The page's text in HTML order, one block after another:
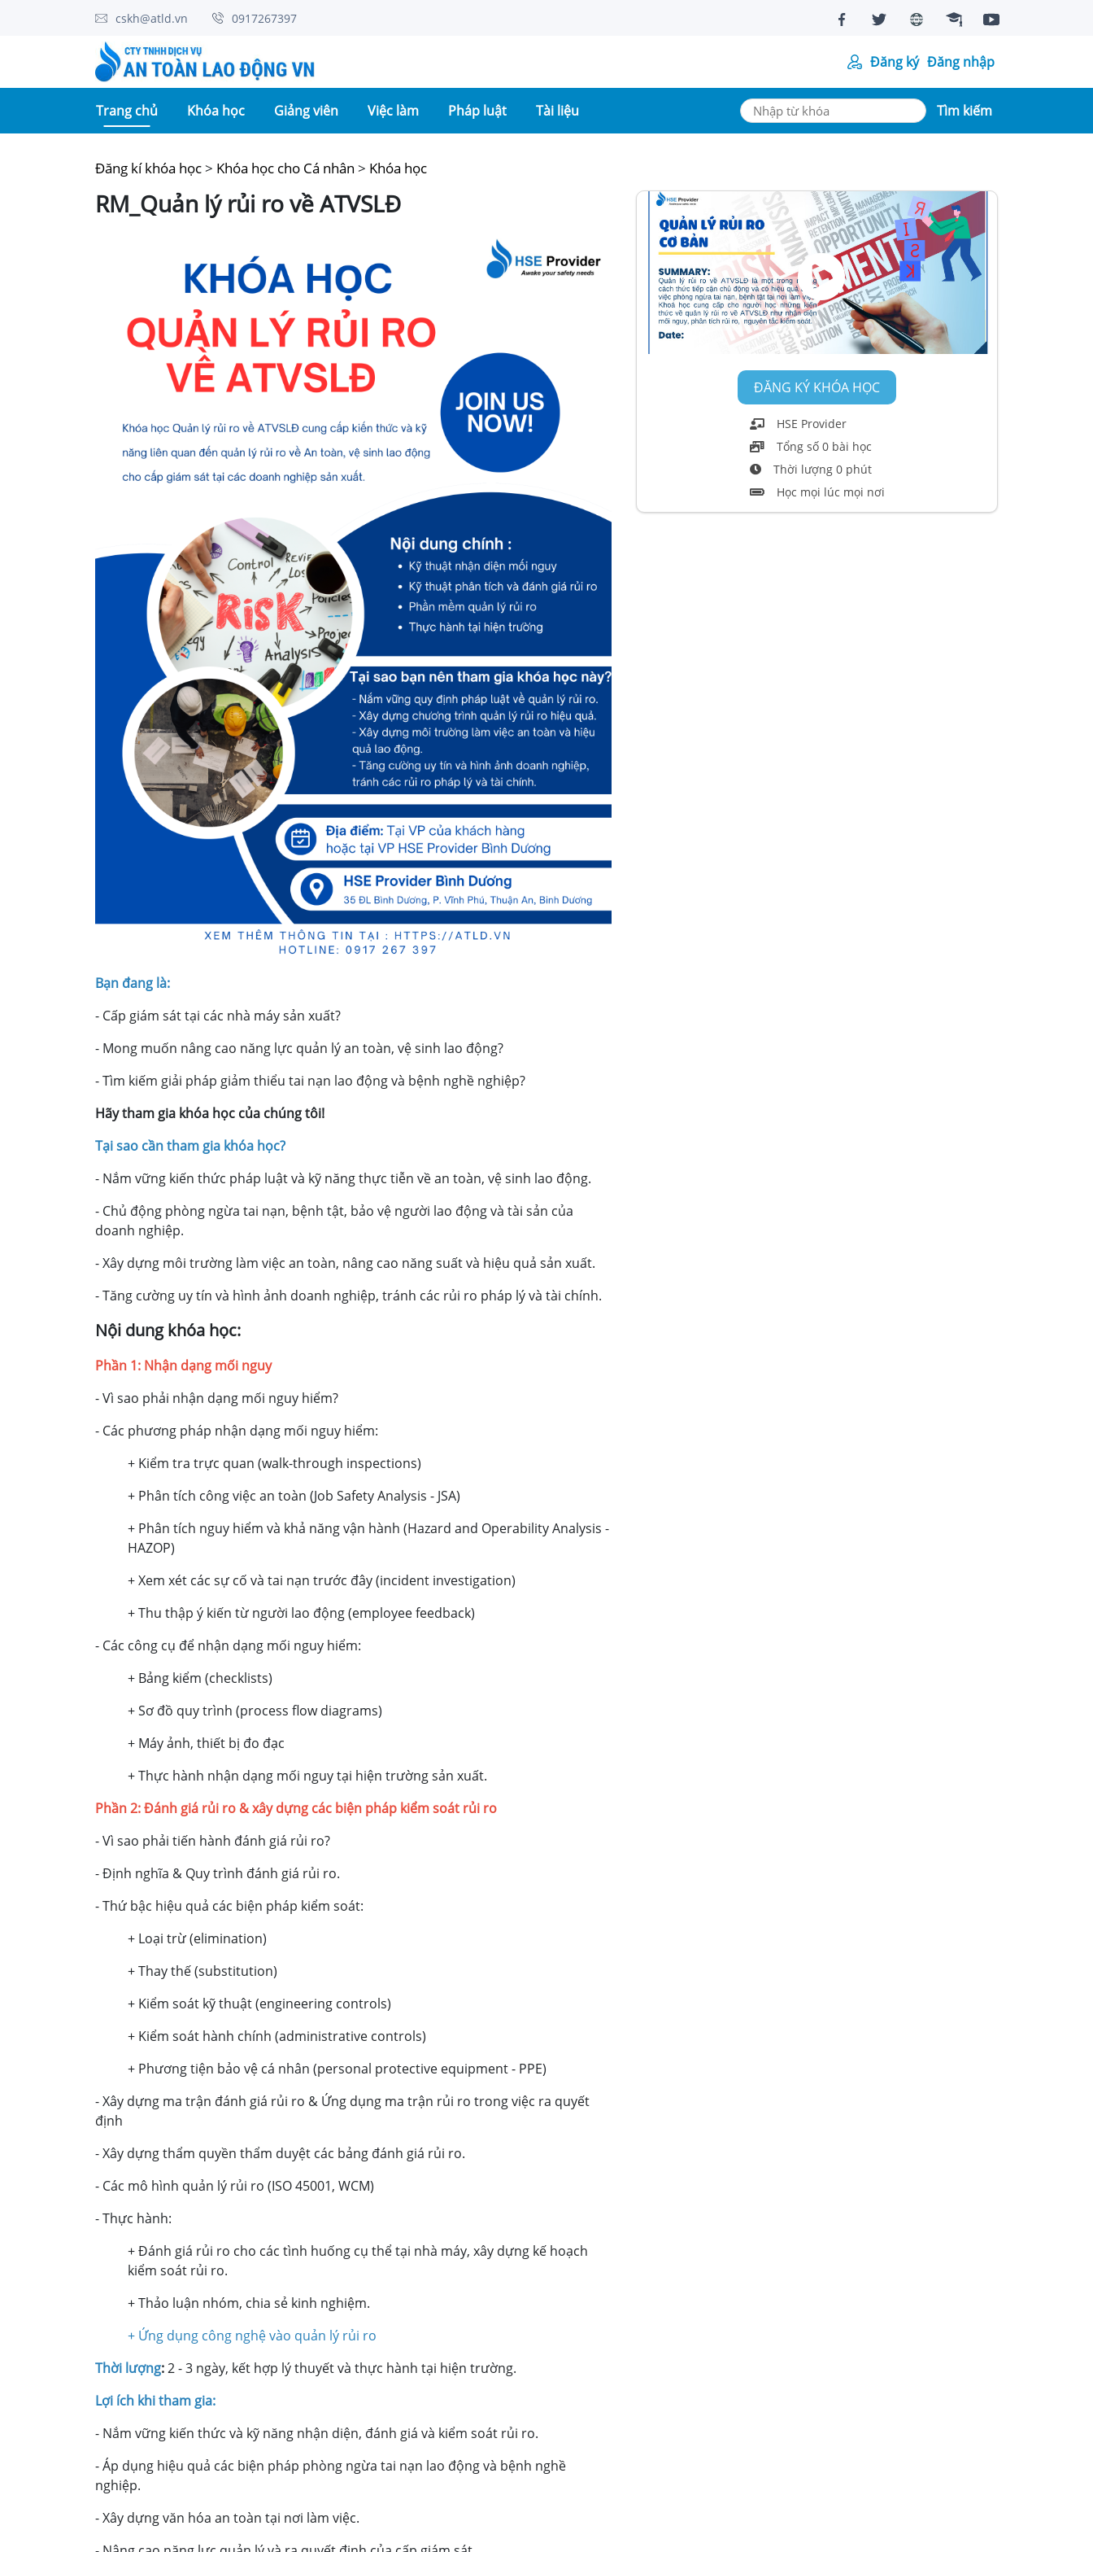
cskh@atld.vn 0917267397
Đăng ký Đăng nhập
Trang chủ(current)Khóa học Giảng viên Việc làm Pháp luật Tài liệu Tìm kiếm
Đăng kí khóa học> Khóa học cho Cá nhân > Khóa học
RM_Quản lý rủi ro về ATVSLĐ
Bạn đang là:
- Cấp giám sát tại các nhà máy sản xuất?
- Mong muốn nâng cao năng lực quản lý an toàn, vệ sinh lao động?
- Tìm kiếm giải pháp giảm thiểu tai nạn lao động và bệnh nghề nghiệp?
Hãy tham gia khóa học của chúng tôi!
Tại sao cần tham gia khóa học?
- Nắm vững kiến thức pháp luật và kỹ năng thực tiễn về an toàn, vệ sinh lao động.
- Chủ động phòng ngừa tai nạn, bệnh tật, bảo vệ người lao động và tài sản của
doanh nghiệp.
- Xây dựng môi trường làm việc an toàn, nâng cao năng suất và hiệu quả sản xuất.
- Tăng cường uy tín và hình ảnh doanh nghiệp, tránh các rủi ro pháp lý và tài chính.
Nội dung khóa học:
Phần 1: Nhận dạng mối nguy
- Vì sao phải nhận dạng mối nguy hiểm?
- Các phương pháp nhận dạng mối nguy hiểm:
+ Kiểm tra trực quan (walk-through inspections)
+ Phân tích công việc an toàn (Job Safety Analysis - JSA)
+ Phân tích nguy hiểm và khả năng vận hành (Hazard and Operability Analysis -
HAZOP)
+ Xem xét các sự cố và tai nạn trước đây (incident investigation)
+ Thu thập ý kiến từ người lao động (employee feedback)
- Các công cụ để nhận dạng mối nguy hiểm:
+ Bảng kiểm (checklists)
+ Sơ đồ quy trình (process flow diagrams)
+ Máy ảnh, thiết bị đo đạc
+ Thực hành nhận dạng mối nguy tại hiện trường sản xuất.
Phần 2: Đánh giá rủi ro & xây dựng các biện pháp kiểm soát rủi ro
- Vì sao phải tiến hành đánh giá rủi ro?
- Định nghĩa & Quy trình đánh giá rủi ro.
- Thứ bậc hiệu quả các biện pháp kiểm soát:
+ Loại trừ (elimination)
+ Thay thế (substitution)
+ Kiểm soát kỹ thuật (engineering controls)
+ Kiểm soát hành chính (administrative controls)
+ Phương tiện bảo vệ cá nhân (personal protective equipment - PPE)
- Xây dựng ma trận đánh giá rủi ro & Ứng dụng ma trận rủi ro trong việc ra quyết
định
- Xây dựng thẩm quyền thẩm duyệt các bảng đánh giá rủi ro.
- Các mô hình quản lý rủi ro (ISO 45001, WCM)
- Thực hành:
+ Đánh giá rủi ro cho các tình huống cụ thể tại nhà máy, xây dựng kế hoạch
kiểm soát rủi ro.
+ Thảo luận nhóm, chia sẻ kinh nghiệm.
+ Ứng dụng công nghệ vào quản lý rủi ro
Thời lượng:2 - 3 ngày, kết hợp lý thuyết và thực hành tại hiện trường.
Lợi ích khi tham gia:
- Nắm vững kiến thức và kỹ năng nhận diện, đánh giá và kiểm soát rủi ro.
- Áp dụng hiệu quả các biện pháp phòng ngừa tai nạn lao động và bệnh nghề
nghiệp.
- Xây dựng văn hóa an toàn tại nơi làm việc.
ĐĂNG KÝ KHÓA HỌC
HSE Provider
Tổng số 0 bài học
Thời lượng 0 phút
Học mọi lúc mọi nơi